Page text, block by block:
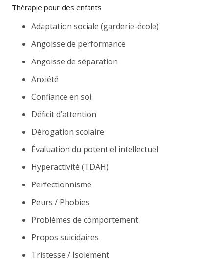
Thérapie pour des enfants
Adaptation sociale (garderie-école)
Angoisse de performance
Angoisse de séparation
Anxiété
Confiance en soi
Déficit d’attention
Dérogation scolaire
Évaluation du potentiel intellectuel
Hyperactivité (TDAH)
Perfectionnisme
Peurs / Phobies
Problèmes de comportement
Propos suicidaires
Tristesse / Isolement